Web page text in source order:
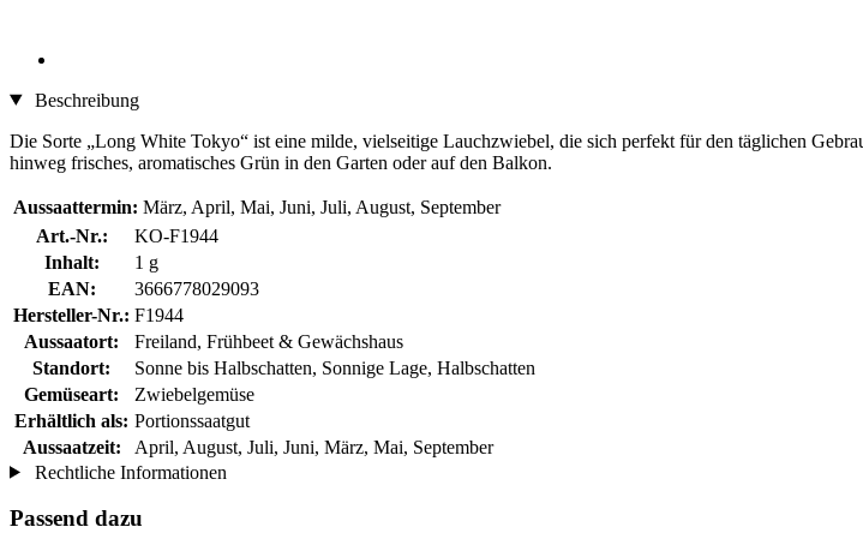
Beschreibung
Die Sorte „Long White Tokyo“ ist eine milde, vielseitige Lauchzwiebel, die sich perfekt für den täglichen
hinweg frisches, aromatisches Grün in den Garten oder auf den Balkon.
Aussaattermin: März, April, Mai, Juni, Juli, August, September
Art.-Nr.:
KO-F1944
Inhalt:
1 g
EAN:
3666778029093
Hersteller-Nr.: F1944
Aussaatort:
Freiland, Frühbeet & Gewächshaus
Standort:
Sonne bis Halbschatten, Sonnige Lage, Halbschatten
Gemüseart:
Zwiebelgemüse
Erhältlich als: Portionssaatgut
Aussaatzeit:
April, August, Juli, Juni, März, Mai, September
Rechtliche Informationen
Passend dazu